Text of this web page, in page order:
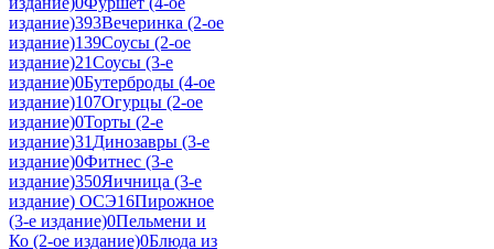
издание)393Вечеринка (2-ое
издание)139Соусы (2-ое
издание)21Соусы (3-е
издание)0Бутерброды (4-ое
издание)107Огурцы (2-ое
издание)0Торты (2-е
издание)31Динозавры (3-е
издание)0Фитнес (3-е
издание)350Яичница (3-е
издание) ОСЭ16Пирожное
(3-е издание)0Пельмени и
Ко (2-ое издание)0Блюда из